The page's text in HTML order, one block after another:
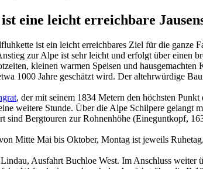
eine leicht erreichbare
ist ein leicht erreichbares Ziel für die ganze
zur Alpe ist sehr leicht und erfolgt über einen
kleinen warmen Speisen und
1000 Jahre geschätzt wird. Der altehrwürdige
, der mit seinem 1834 Metern den höchsten
weitere Stunde. Über die Alpe Schilpere
sind Bergtouren zur Rohnenhöhe (Eineguntkopf,
Mitte Mai bis Oktober, Montag ist jeweils
Ausfahrt Buchloe West. Im Anschluss